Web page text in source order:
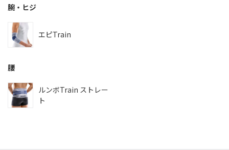
腕・ヒジ
エピTrain
腰
ルンボTrain ストレー
ト